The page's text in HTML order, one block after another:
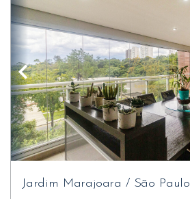
Jardim Marajoara / São Paulo